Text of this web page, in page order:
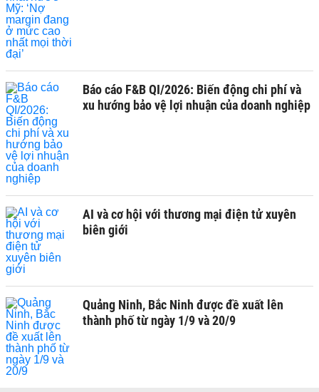
Báo cáo F&B QI/2026: Biến động chi phí và
xu hướng bảo vệ lợi nhuận của doanh nghiệp
AI và cơ hội với thương mại điện tử xuyên
biên giới
Quảng Ninh, Bắc Ninh được đề xuất lên
thành phố từ ngày 1/9 và 20/9